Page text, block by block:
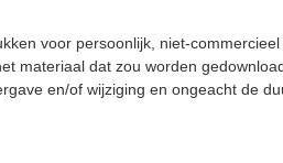
voor persoonlijk, niet-
materiaal dat zou worden
en/of wijziging en ongeacht de